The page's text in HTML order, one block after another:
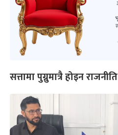
सत्तामा पुग्नुमात्रै होइन राजनीति